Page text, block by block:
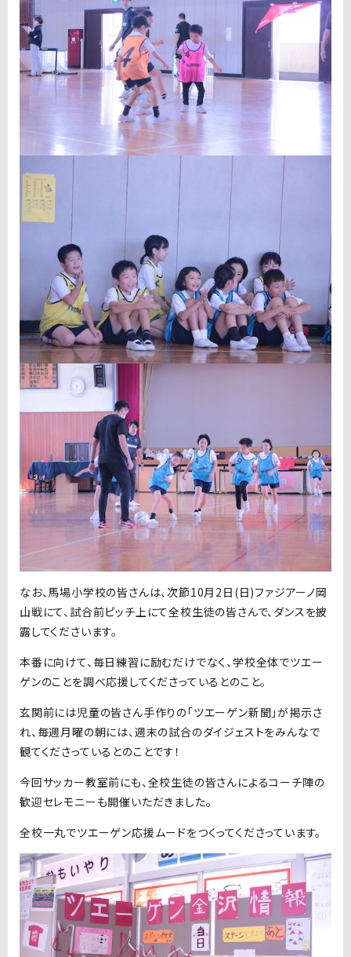
なお、馬場小学校の皆さんは、次節10月2日(日)ファジアーノ岡
山戦にて、試合前ピッチ上にて全校生徒の皆さんで、ダンスを披
露してくださいます。
本番に向けて、毎日練習に励むだけでなく、学校全体でツエー
ゲンのことを調べ応援してくださっているとのこと。
玄関前には児童の皆さん手作りの「ツエーゲン新聞」が掲示さ
れ、毎週月曜の朝には、週末の試合のダイジェストをみんなで
観てくださっているとのことです！
今回サッカー教室前にも、全校生徒の皆さんによるコーチ陣の
歓迎セレモニーも開催いただきました。
全校一丸でツエーゲン応援ムードをつくってくださっています。